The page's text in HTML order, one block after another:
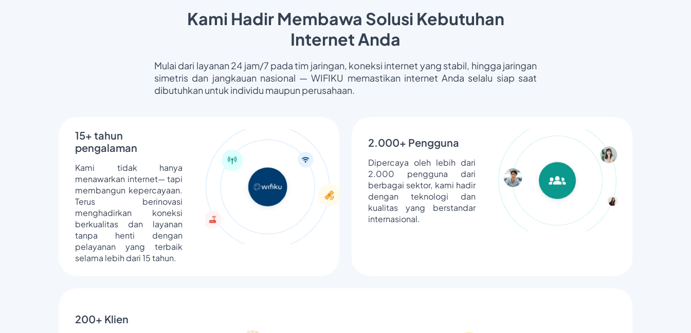
Kami Hadir Membawa Solusi Kebutuhan
Internet Anda
Mulai dari layanan 24 jam/7 pada tim jaringan, koneksi internet yang stabil, hingga jaringan
simetris dan jangkauan nasional — WIFIKU memastikan internet Anda selalu siap saat
dibutuhkan untuk individu maupun perusahaan.
15+ tahun
pengalaman
Kami tidak hanya
menawarkan internet— tapi
membangun kepercayaan.
Terus berinovasi
menghadirkan koneksi
berkualitas dan layanan
tanpa henti dengan
pelayanan yang terbaik
selama lebih dari 15 tahun.
2.000+ Pengguna
Dipercaya oleh lebih dari
2.000 pengguna dari
berbagai sektor, kami hadir
dengan teknologi dan
kualitas yang berstandar
internasional.
200+ Klien